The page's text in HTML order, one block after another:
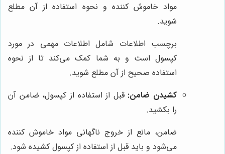
مواد خاموش کننده و نحوه استفاده از آن مطلع
شوید.
برچسب اطلاعات شامل اطلاعات مهمی در مورد
کپسول است و به شما کمک می‌کند تا از نحوه
استفاده صحیح از آن مطلع شوید.
کشیدن ضامن: قبل از استفاده از کپسول، ضامن آن
را بکشید.
ضامن، مانع از خروج ناگهانی مواد خاموش کننده
می‌شود و باید قبل از استفاده از کپسول کشیده شود.